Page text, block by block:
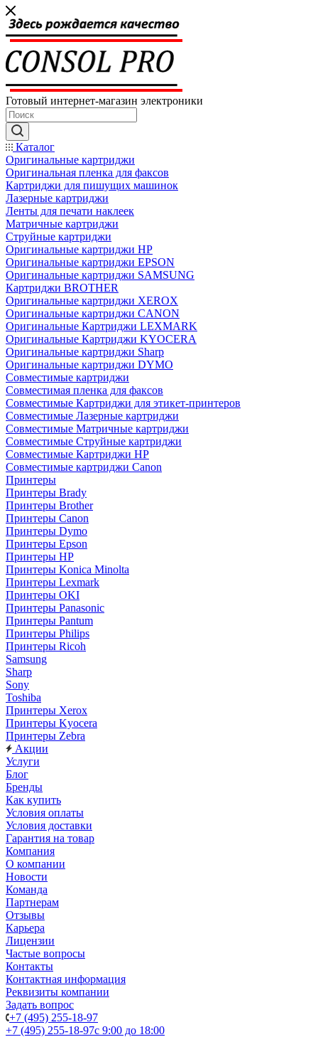
Готовый интернет-магазин электроники
Каталог
Оригинальные картриджи
Оригинальная пленка для факсов
Картриджи для пишущих машинок
Лазерные картриджи
Ленты для печати наклеек
Матричные картриджи
Струйные картриджи
Оригинальные картриджи HP
Оригинальные картриджи EPSON
Оригинальные картриджи SAMSUNG
Картриджи BROTHER
Оригинальные картриджи XEROX
Оригинальные картриджи CANON
Оригинальные Картриджи LEXMARK
Оригинальные Картриджи KYOCERA
Оригинальные картриджи Sharp
Оригинальные картриджи DYMO
Совместимые картриджи
Совместимая пленка для факсов
Совместимые Картриджи для этикет-принтеров
Совместимые Лазерные картриджи
Совместимые Матричные картриджи
Совместимые Струйные картриджи
Совместимые Картриджи HP
Совместимые картриджи Canon
Принтеры
Принтеры Brady
Принтеры Brother
Принтеры Canon
Принтеры Dymo
Принтеры Epson
Принтеры HP
Принтеры Konica Minolta
Принтеры Lexmark
Принтеры OKI
Принтеры Panasonic
Принтеры Pantum
Принтеры Philips
Принтеры Ricoh
Samsung
Sharp
Sony
Toshiba
Принтеры Xerox
Принтеры Kyocera
Принтеры Zebra
Акции
Услуги
Блог
Бренды
Как купить
Условия оплаты
Условия доставки
Гарантия на товар
Компания
О компании
Новости
Команда
Партнерам
Отзывы
Карьера
Лицензии
Частые вопросы
Контакты
Контактная информация
Реквизиты компании
Задать вопрос
+7 (495) 255-18-97
+7 (495) 255-18-97с 9:00 до 18:00